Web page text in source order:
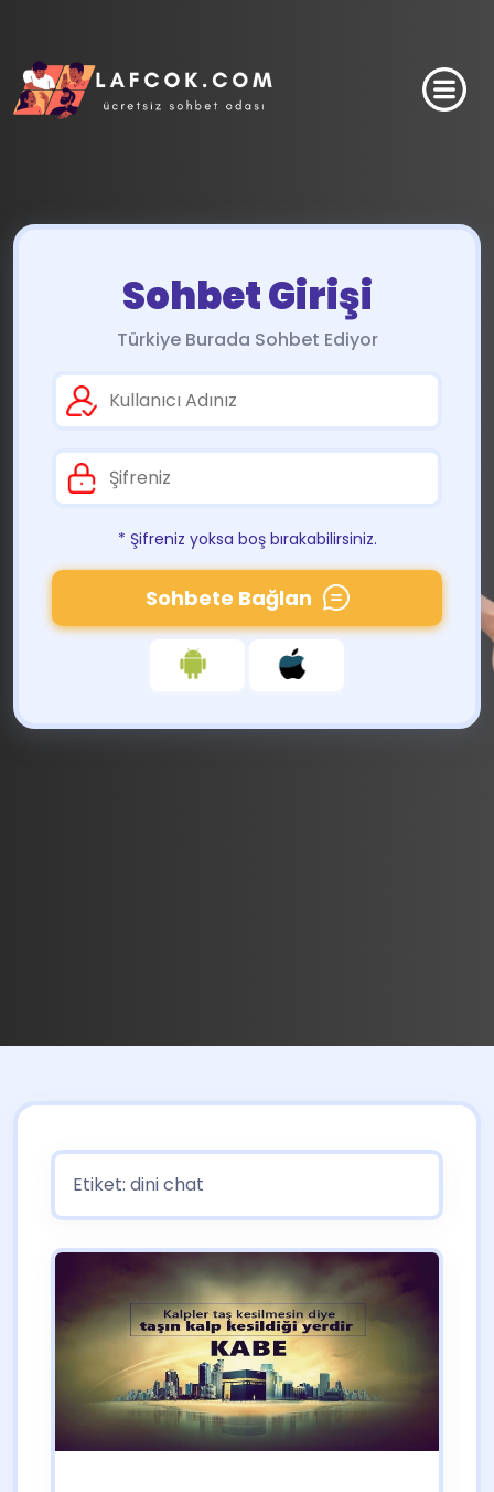
Sohbet Girişi
Türkiye Burada Sohbet Ediyor
* Şifreniz yoksa boş bırakabilirsiniz.
Sohbete Bağlan
Etiket: dini chat